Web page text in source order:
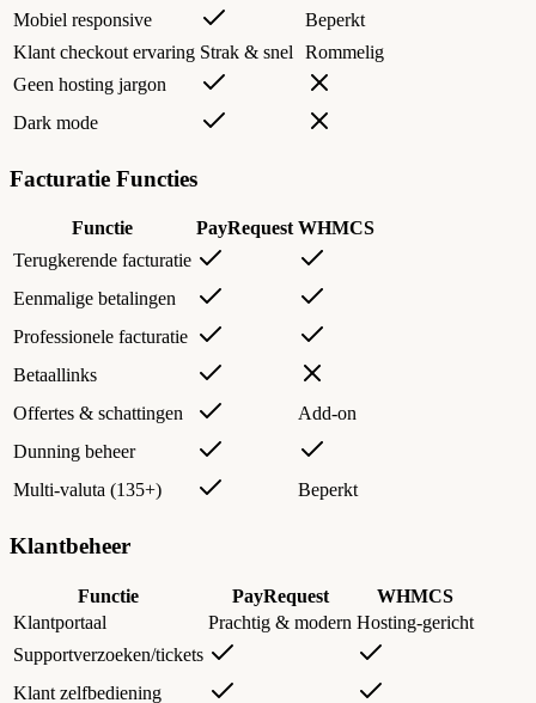
Mobiel responsive
Beperkt
Klant checkout ervaring Strak & snel
Rommelig
Geen hosting jargon
Dark mode
Facturatie Functies
Functie PayRequest WHMCS
Terugkerende facturatie
Eenmalige betalingen
Professionele facturatie
Betaallinks
Offertes & schattingen
Add-on
Dunning beheer
Multi-valuta (135+)
Beperkt
Klantbeheer
Functie PayRequest
WHMCS
Klantportaal
Prachtig & modern Hosting-gericht
Supportverzoeken/tickets
Klant zelfbediening